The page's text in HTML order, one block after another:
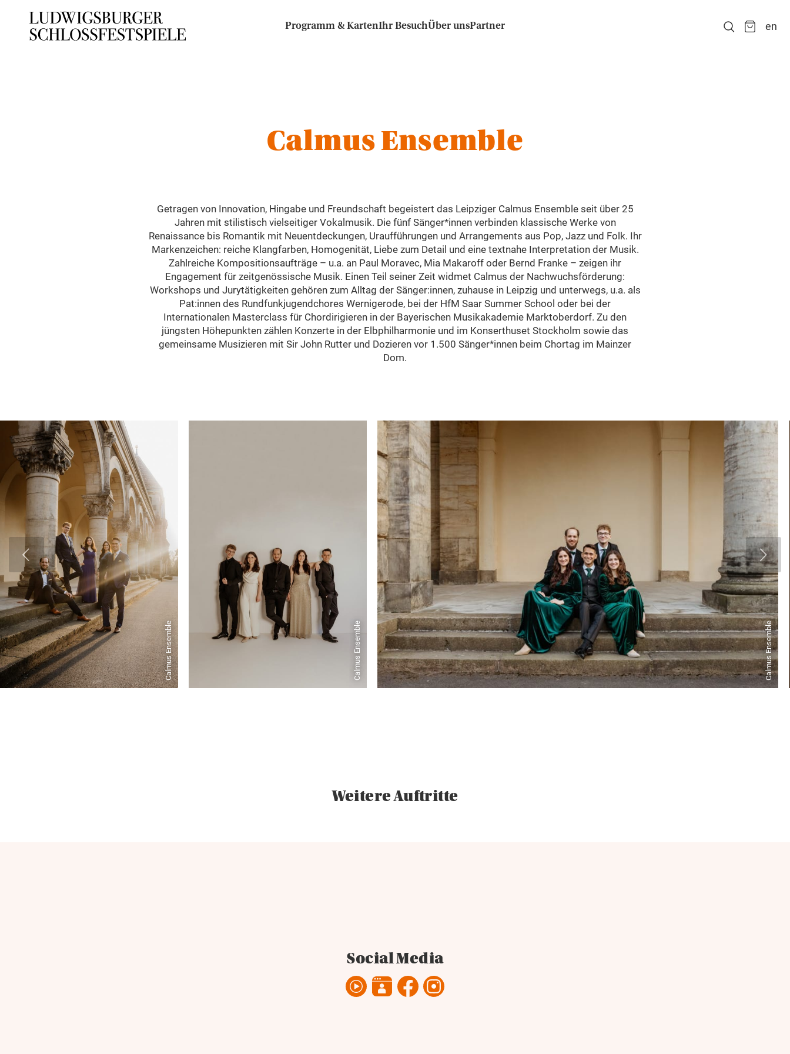
Programm & KartenIhr BesuchÜber unsPartner en
Calmus Ensemble
Getragen von Innovation, Hingabe und Freundschaft begeistert das Leipziger Calmus Ensemble seit über 25
Jahren mit stilistisch vielseitiger Vokalmusik. Die fünf Sänger*innen verbinden klassische Werke von
Renaissance bis Romantik mit Neuentdeckungen, Uraufführungen und Arrangements aus Pop, Jazz und Folk. Ihr
Markenzeichen: reiche Klangfarben, Homogenität, Liebe zum Detail und eine textnahe Interpretation der Musik.
Zahlreiche Kompositionsaufträge – u.a. an Paul Moravec, Mia Makaroff oder Bernd Franke – zeigen ihr
Engagement für zeitgenössische Musik. Einen Teil seiner Zeit widmet Calmus der Nachwuchsförderung:
Workshops und Jurytätigkeiten gehören zum Alltag der Sänger:innen, zuhause in Leipzig und unterwegs, u.a. als
Pat:innen des Rundfunkjugendchores Wernigerode, bei der HfM Saar Summer School oder bei der
Internationalen Masterclass für Chordirigieren in der Bayerischen Musikakademie Marktoberdorf. Zu den
jüngsten Höhepunkten zählen Konzerte in der Elbphilharmonie und im Konserthuset Stockholm sowie das
gemeinsame Musizieren mit Sir John Rutter und Dozieren vor 1.500 Sänger*innen beim Chortag im Mainzer
Dom.
Calmus Ensemble Calmus Ensemble Calmus Ensemble
Weitere Auftritte
Social Media